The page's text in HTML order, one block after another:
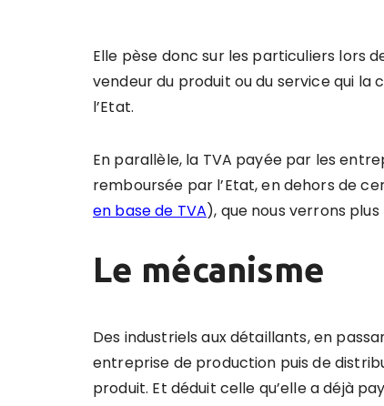
Elle pèse donc sur les particuliers lors
vendeur du produit ou du service qui
l’Etat.
En parallèle, la TVA payée par les
remboursée par l’Etat, en dehors de
en base de TVA), que nous verrons
Le mécanisme
Des industriels aux détaillants, en
entreprise de production puis de
produit. Et déduit celle qu’elle a déjà